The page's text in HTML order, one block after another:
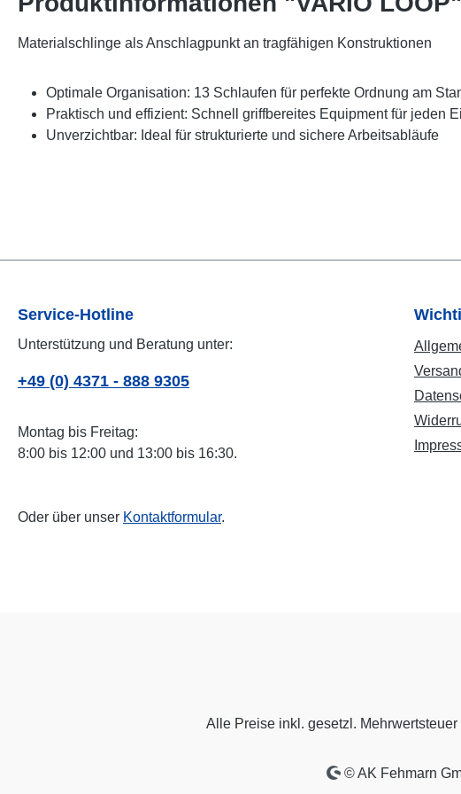
Materialschlinge als Anschlagpunkt an tragfähigen Konstruktionen
Optimale Organisation: 13 Schlaufen für perfekte Ordnung am
Praktisch und effizient: Schnell griffbereites Equipment für jeden
Unverzichtbar: Ideal für strukturierte und sichere Arbeitsabläufe
Service-Hotline
Unterstützung und Beratung unter:
+49 (0) 4371 - 888 9305
Montag bis Freitag:
8:00 bis 12:00 und 13:00 bis 16:30.
Oder über unser Kontaktformular.
Alle Preise inkl. gesetzl. Mehrwertsteuer
© AK Fehmarn